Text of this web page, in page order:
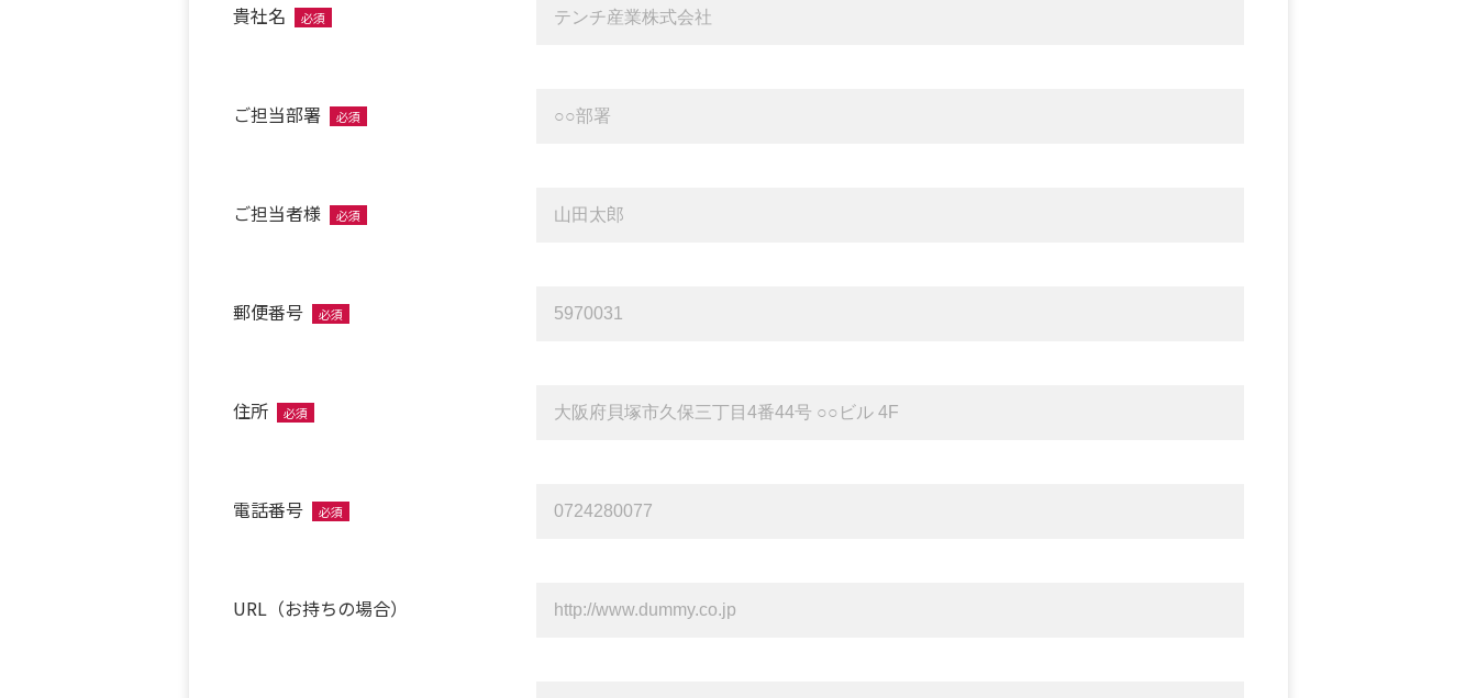
貴社名 必須
ご担当部署 必須
ご担当者様 必須
郵便番号 必須
住所 必須
電話番号 必須
URL（お持ちの場合）